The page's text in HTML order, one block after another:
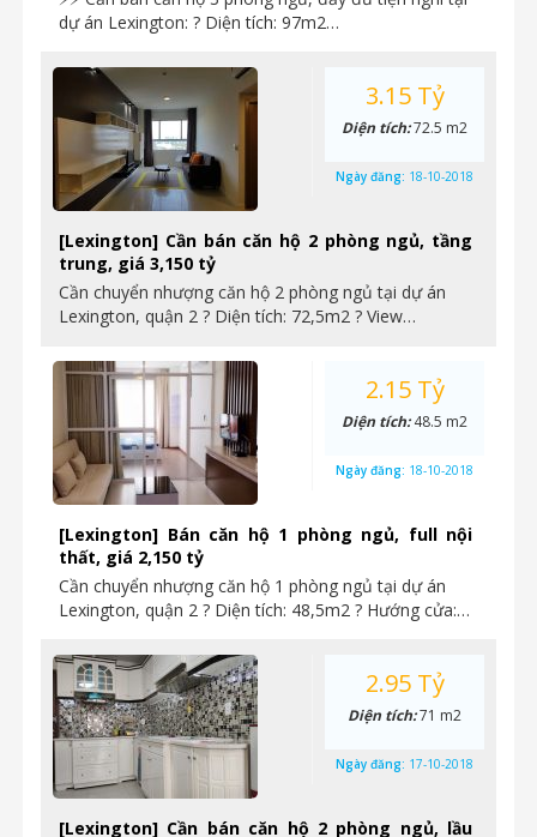
dự án Lexington: ? Diện tích: 97m2…
[Lexington] Cần bán căn hộ 2 phòng ngủ, tầng
trung, giá 3,150 tỷ
Cần chuyển nhượng căn hộ 2 phòng ngủ tại dự án
Lexington, quận 2 ? Diện tích: 72,5m2 ? View…
3.15 Tỷ
Diện tích:72.5 m2
Ngày đăng: 18-10-2018
[Lexington] Bán căn hộ 1 phòng ngủ, full nội
thất, giá 2,150 tỷ
Cần chuyển nhượng căn hộ 1 phòng ngủ tại dự án
Lexington, quận 2 ? Diện tích: 48,5m2 ? Hướng cửa:…
2.15 Tỷ
Diện tích:48.5 m2
Ngày đăng: 18-10-2018
[Lexington] Cần bán căn hộ 2 phòng ngủ, lầu
2.95 Tỷ
Diện tích:71 m2
Ngày đăng: 17-10-2018